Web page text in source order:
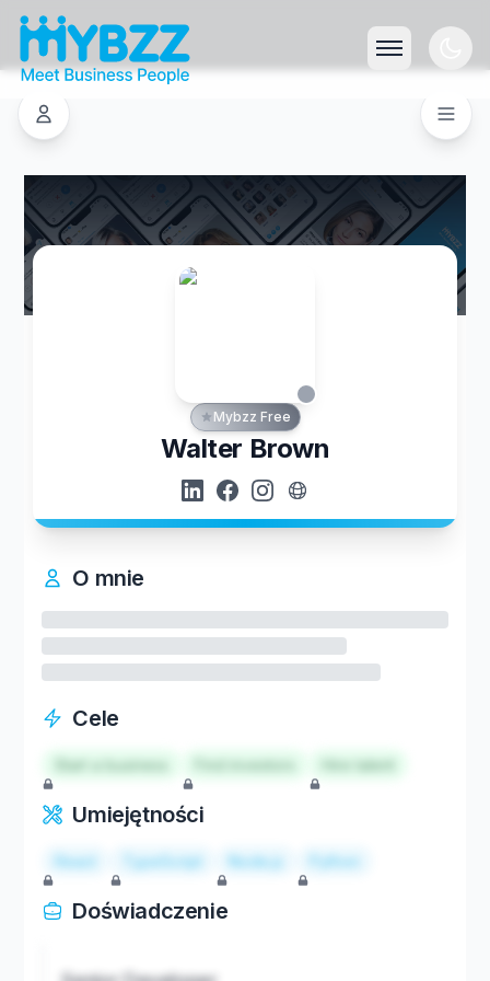
Mybzz Free
Walter Brown
O mnie
Cele
Start a business Hire talent
Umiejętności
React TypeScript Node.js Python
Doświadczenie